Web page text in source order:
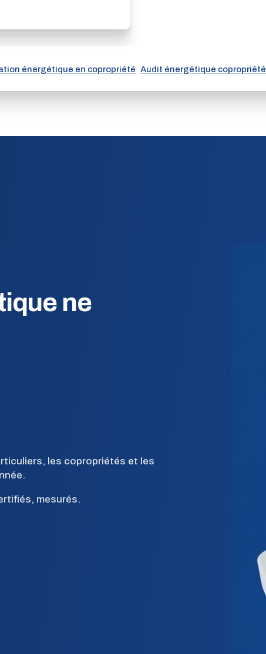
énergétique en copropriété Audit énergétique copropriété
ne
les copropriétés et les
mesurés.